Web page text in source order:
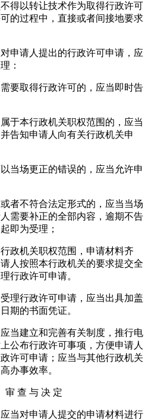
以转让技术作为取得行政许可
的过程中，直接或者间接地要求
申请人提出的行政许可申请，应
：
取得行政许可的，应当即时告
本行政机关职权范围的，应当
告知申请人向有关行政机关申
场更正的错误的，应当允许申
不符合法定形式的，应当当场
需要补正的全部内容，逾期不告
即为受理；
机关职权范围，申请材料齐
人按照本行政机关的要求提交全
行政许可申请。
行政许可申请，应当出具加盖
期的书面凭证。
当建立和完善有关制度，推行电
公布行政许可事项，方便申请人
许可申请；应当与其他行政机关
办事效率。
查 与 决 定
当对申请人提交的申请材料进行